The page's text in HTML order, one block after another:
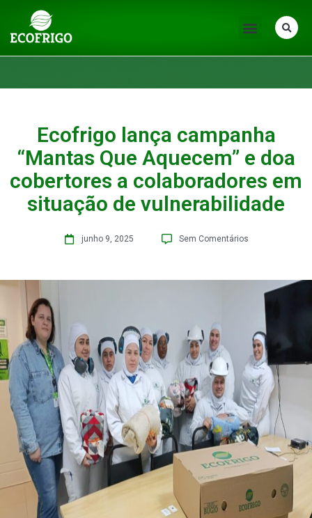
Ecofrigo lança campanha
“Mantas Que Aquecem” e doa
cobertores a colaboradores em
situação de vulnerabilidade
junho 9, 2025 Sem Comentários